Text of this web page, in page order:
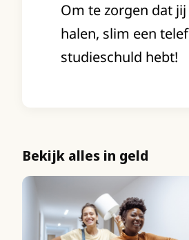
Om te zorgen dat
halen, slim een
studieschuld hebt!
Bekijk alles in geld